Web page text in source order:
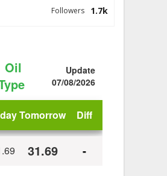
1.7k
Followers